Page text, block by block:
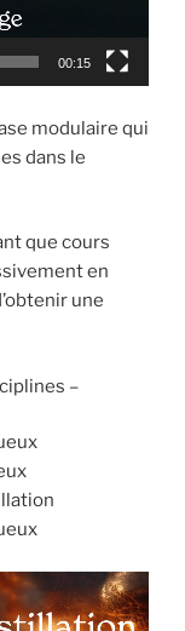
00:15
modulaire qui
dans le
que cours
en
une
–